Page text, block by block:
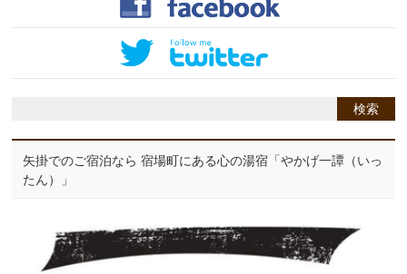
矢掛でのご宿泊なら 宿場町にある心の湯宿「やかげ一譚（いっ
たん）」